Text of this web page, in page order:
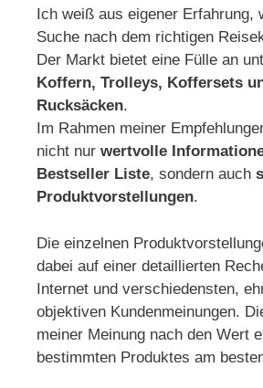
Ich weiß aus eigener Erfahrung,
Suche nach dem richtigen
Der Markt bietet eine Fülle an
Koffern, Trolleys, Koffersets
Rucksäcken.
Im Rahmen meiner
nicht nur wertvolle
Bestseller Liste, sondern auch
Produktvorstellungen.
Die einzelnen
dabei auf einer detaillierten
Internet und verschiedensten,
objektiven Kundenmeinungen.
meiner Meinung nach den Wert
bestimmten Produktes am